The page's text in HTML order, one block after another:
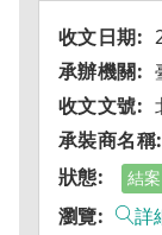
結案
詳